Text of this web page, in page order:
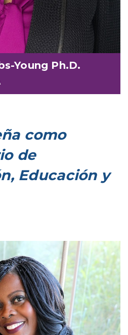
Young Ph.D.
como
de
Educación y